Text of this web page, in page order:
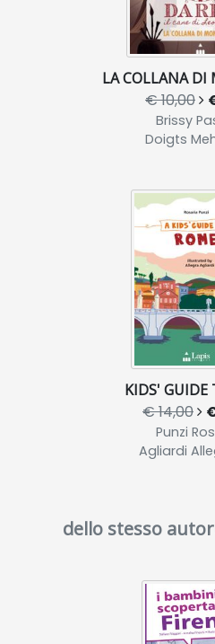
LA COLLANA DI
€ 10,00
Brissy
Doigts
KIDS' GUIDE
€ 14,00
Punzi
Agliardi
dello stesso